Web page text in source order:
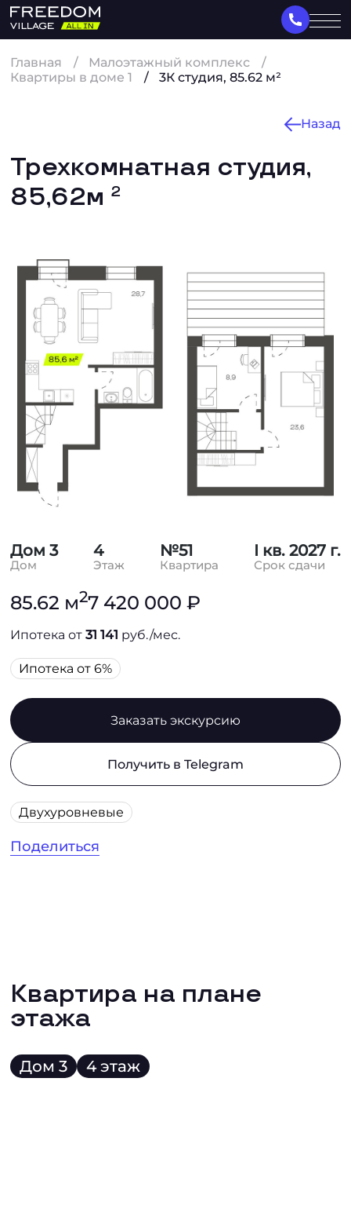
Главная
Малоэтажный комплекс
Квартиры в доме 1
3К студия, 85.62 м²
Назад
Трехкомнатная студия,
85,62м 2
Дом 3
Дом
4
Этаж
№51
Квартира
I кв. 2027 г.
Срок сдачи
85.62 м27 420 000 ₽
Ипотека от31 141 руб./мес.
Ипотека от 6%
Заказать экскурсию
Получить в Telegram
Двухуровневые
Поделиться
Квартира на плане
этажа
Дом 3 4 этаж